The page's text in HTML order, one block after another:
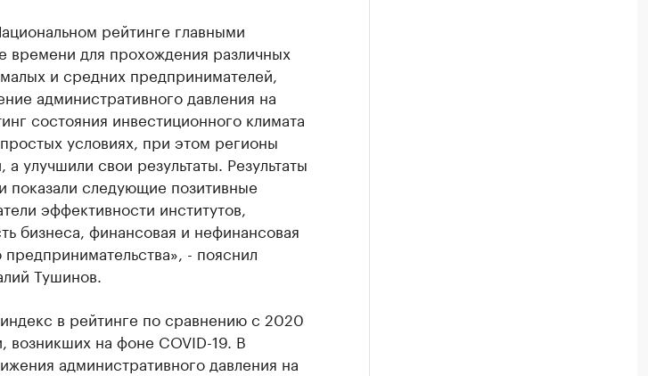
рейтинге главными
времени для прохождения различных
и средних предпринимателей,
административного давления на
состояния инвестиционного климата
условиях, при этом регионы
улучшили свои результаты. Результаты
показали следующие позитивные
эффективности институтов,
бизнеса, финансовая и нефинансовая
- пояснил
Тушинов.
в рейтинге по сравнению с 2020
возникших на фоне COVID-19. В
административного давления на